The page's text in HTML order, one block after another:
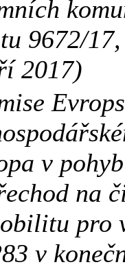
9672/
2017)
v
na
pro
v